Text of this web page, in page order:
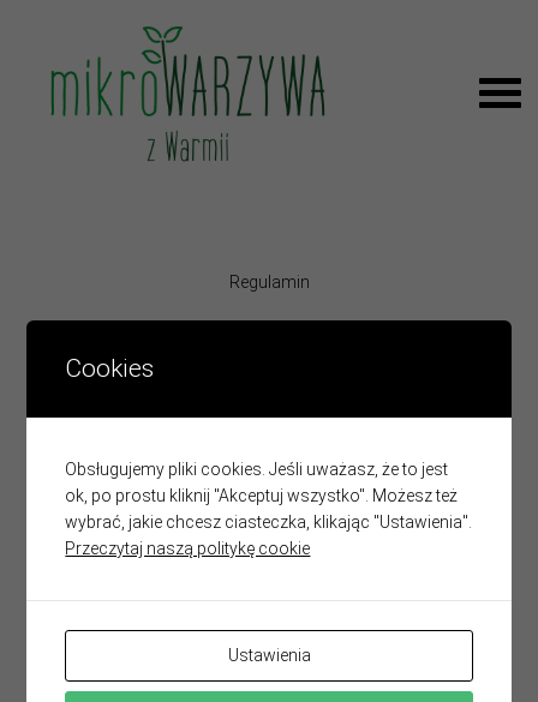
Regulamin
Cookies
Obsługujemy pliki cookies. Jeśli uważasz, że to jest
ok, po prostu kliknij "Akceptuj wszystko". Możesz też
wybrać, jakie chcesz ciasteczka, klikając "Ustawienia".
Przeczytaj naszą politykę cookie
Ustawienia